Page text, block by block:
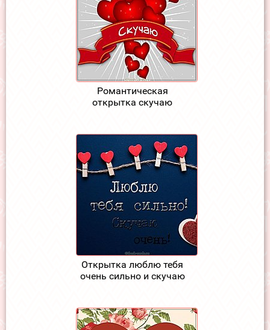
Романтическая
открытка скучаю
Открытка люблю тебя
очень сильно и скучаю